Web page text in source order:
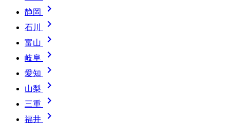
静岡 
石川 
富山 
岐阜 
愛知 
山梨 
三重 
福井 